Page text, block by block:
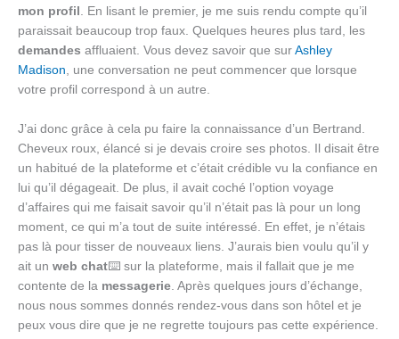
mon profil . En lisant le premier, je me suis rendu compte qu’il
paraissait beaucoup trop faux. Quelques heures plus tard, les
demandes affluaient. Vous devez savoir que sur Ashley
Madison, une conversation ne peut commencer que lorsque
votre profil correspond à un autre.
J’ai donc grâce à cela pu faire la connaissance d’un Bertrand.
Cheveux roux, élancé si je devais croire ses photos. Il disait être
un habitué de la plateforme et c’était crédible vu la confiance en
lui qu’il dégageait. De plus, il avait coché l’option voyage
d’affaires qui me faisait savoir qu’il n’était pas là pour un long
moment, ce qui m’a tout de suite intéressé. En effet, je n’étais
pas là pour tisser de nouveaux liens. J’aurais bien voulu qu’il y
ait un web chat⌨️ sur la plateforme, mais il fallait que je me
contente de la messagerie. Après quelques jours d’échange,
nous nous sommes donnés rendez-vous dans son hôtel et je
peux vous dire que je ne regrette toujours pas cette expérience.